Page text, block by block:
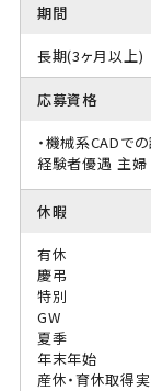
期間
長期(3ヶ月以上)
応募資格
・機械系CADで
経験者優遇 主婦
休暇
有休
慶弔
特別
GW
夏季
年末年始
産休・育休取得